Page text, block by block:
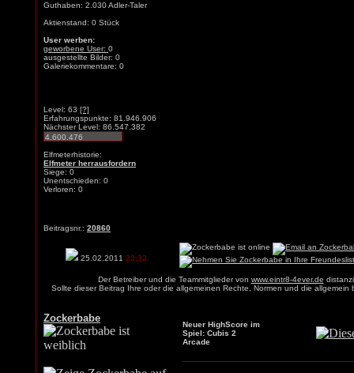
Guthaben: 2.030 Adler-Taler
Aktienstand: 0 Stück
User werben:
geworbene User: 0
ausgestellte Bilder: 0
Galeriekommentare: 0
Level: 63 [?]
Erfahrungspunkte: 81.946.906
Nächster Level: 86.547.382
Elfmeterhistorie:
Elfmeter herrausfordern
Siege: 0
Unentschieden: 0
Verloren: 0
Beitragsnr.: 20860
25.02.2011 23:32
Der Betreiber und die Teammitglieder von www.eintr8-4ever.de
Sollte dieser Beitrag Ihre oder die allgemeinen Rechte, Normen und die
Zockerbabe
Neuer HighScore im
Spiel: Cubis 2
Arcade